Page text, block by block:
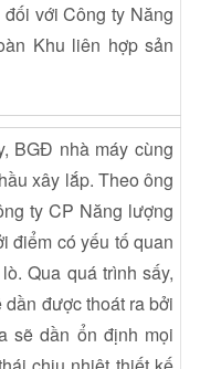
với Công ty Năng
Khu liên hợp sản
BGĐ nhà máy cùng
xây lắp. Theo ông
ty CP Năng lượng
điểm có yếu tố quan
Qua quá trình sấy,
được thoát ra bởi
sẽ dần ổn định mọi